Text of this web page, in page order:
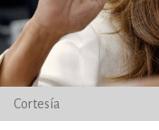
Cortesía